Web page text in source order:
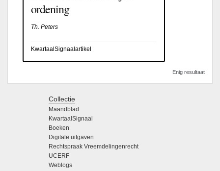
ordening
Th. Peters
KwartaalSignaalartikel
Enig resultaat
Collectie
Maandblad
KwartaalSignaal
Boeken
Digitale uitgaven
Rechtspraak Vreemdelingenrecht
UCERF
Weblogs